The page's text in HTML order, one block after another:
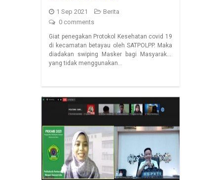
1 Sep 2021
Berita
0 comments
Giat penegakan Protokol Kesehatan covid 19
di kecamatan betayau oleh SATPOLPP. Maka
diadakan swiping Masker bagi Masyarakat
yang tidak menggunakan…